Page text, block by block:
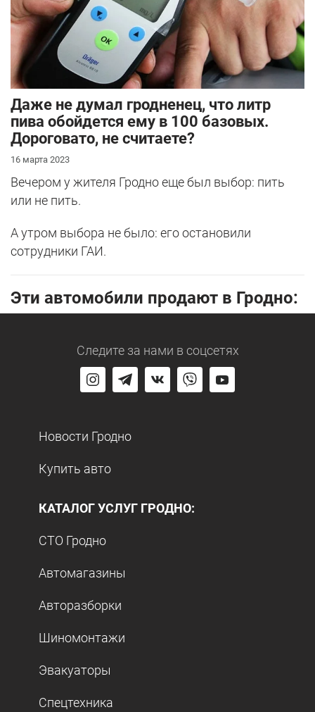
Даже не думал гродненец, что литр
пива обойдется ему в 100 базовых.
Дороговато, не считаете?
16 марта 2023
Вечером у жителя Гродно еще был выбор: пить
или не пить.
А утром выбора не было: его остановили
сотрудники ГАИ.
Эти автомобили продают в Гродно:
Следите за нами в соцсетях
Новости Гродно
Купить авто
КАТАЛОГ УСЛУГ ГРОДНО:
СТО Гродно
Автомагазины
Авторазборки
Шиномонтажи
Эвакуаторы
Спецтехника